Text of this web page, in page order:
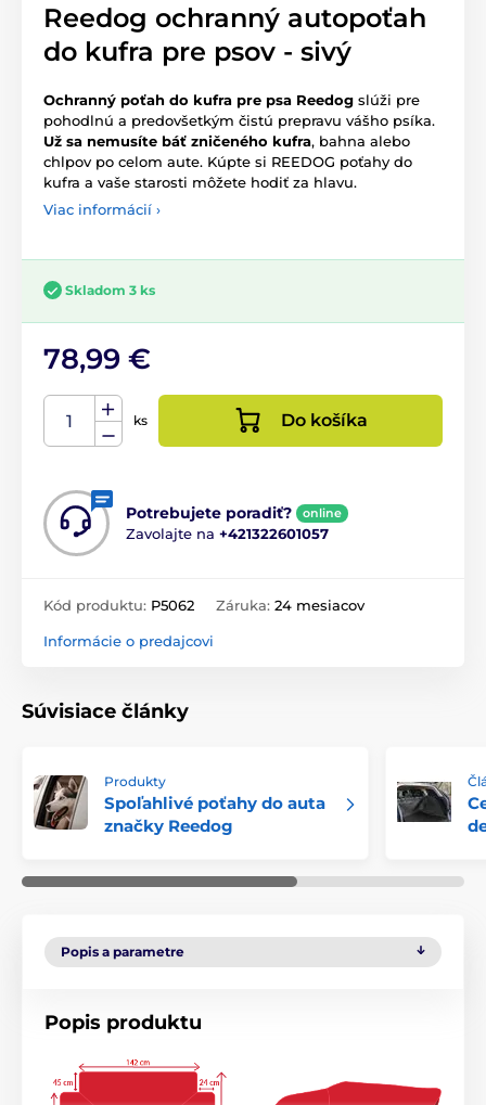
Reedog ochranný autopoťah
do kufra pre psov - sivý
Ochranný poťah do kufra pre psa Reedog slúži pre
pohodlnú a predovšetkým čistú prepravu vášho psíka.
Už sa nemusíte báť zničeného kufra, bahna alebo
chlpov po celom aute. Kúpte si REEDOG poťahy do
kufra a vaše starosti môžete hodiť za hlavu.
Viac informácií ›
Skladom 3 ks
78,99 €
ks Do košíka
Potrebujete poradiť? online
Zavolajte na +421322601057
Kód produktu: P5062 Záruka: 24 mesiacov
Informácie o predajcovi
Súvisiace články
Produkty
Spoľahlivé poťahy do auta
značky Reedog
Popis a parametre
Popis produktu